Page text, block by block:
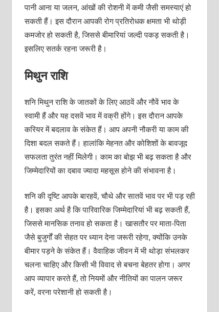
पानी आना या जलन, आंखों की रोशनी में कमी जैसी समस्याएं हो
सकती हैं। इस दौरान आपकी रोग प्रतिरोधक क्षमता भी थोड़ी
कमजोर हो सकती है, जिससे बीमारियां जल्दी पकड़ सकती है।
इसलिए सतर्क रहना जरूरी है।
मिथुन राशि
शनि मिथुन राशि के जातकों के लिए आठवें और नौवें भाव के
स्वामी हैं और यह दसवें भाव में वक्री होंगे। इस दौरान आपके
करियर में बदलाव के संकेत हैं। आप अपनी नौकरी या काम की
दिशा बदल सकते हैं। हालांकि मेहनत और कोशिशों के बावजूद
सफलता तुरंत नहीं मिलेगी। काम का बोझ भी बढ़ सकता है और
जिम्मेदारियों का दबाव ज्यादा महसूस होने की संभावना है।
शनि की दृष्टि आपके बारहवें, चौथे और सातवें भाव पर भी पड़ रही
है। इसका अर्थ है कि पारिवारिक जिम्मेदारियां भी बढ़ सकती हैं,
जिससे मानसिक तनाव हो सकता है। खासतौर पर माता-पिता
जैसे बुजुर्गों की सेहत पर ध्यान देना जरूरी रहेगा, क्योंकि उनके
बीमार पड़ने के संकेत हैं। वैवाहिक जीवन में भी थोड़ा संभलकर
चलना चाहिए और किसी भी विवाद से बचना बेहतर होगा। अगर
आप व्यापार करते हैं, तो नियमों और नीतियों का पालन जरूर
करें, वरना परेशानी हो सकती है।